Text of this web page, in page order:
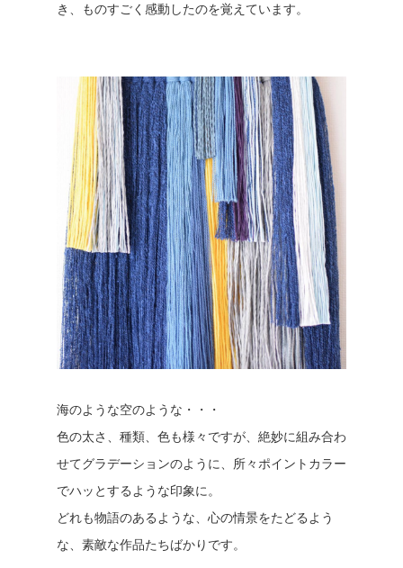
き、ものすごく感動したのを覚えています。
海のような空のような・・・
色の太さ、種類、色も様々ですが、絶妙に組み合わ
せてグラデーションのように、所々ポイントカラー
でハッとするような印象に。
どれも物語のあるような、心の情景をたどるよう
な、素敵な作品たちばかりです。